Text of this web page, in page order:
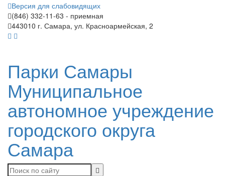
Версия для слабовидящих
(846) 332-11-63 - приемная
443010 г. Самара, ул. Красноармейская, 2
Парки Самары
Муниципальное
автономное учреждение
городского округа
Самара